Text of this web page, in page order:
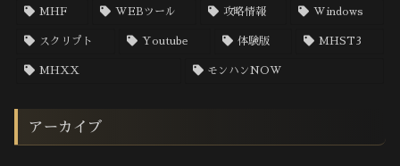
MHF WEBツール 攻略情報 Windows
スクリプト Youtube 体験版 MHST3
MHXX モンハンNOW
アーカイブ